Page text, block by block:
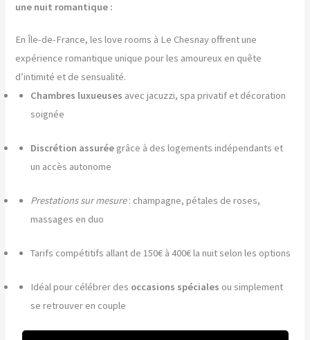
une nuit romantique :
En Île-de-France, les love rooms à Le Chesnay offrent une
expérience romantique unique pour les amoureux en quête
d’intimité et de sensualité.
Chambres luxueuses avec jacuzzi, spa privatif et décoration
soignée
Discrétion assurée grâce à des logements indépendants et
un accès autonome
Prestations sur mesure: champagne, pétales de roses,
massages en duo
Tarifs compétitifs allant de 150€ à 400€ la nuit selon les options
Idéal pour célébrer des occasions spéciales ou simplement
se retrouver en couple